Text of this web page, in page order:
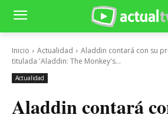
Inicio Actualidad
Aladdin contará con su
titulada 'Aladdin: The Monkey's...
Actualidad
Aladdin contará